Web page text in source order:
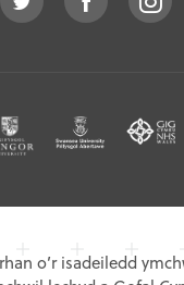
o’r isadeiledd